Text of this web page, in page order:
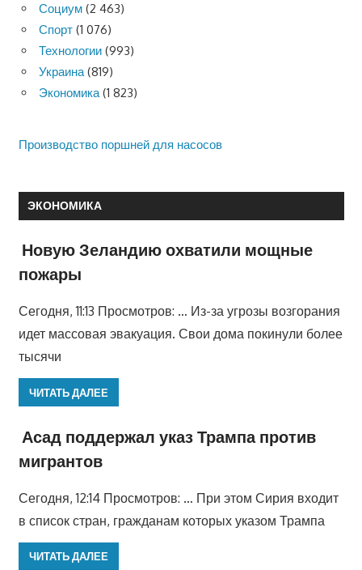
Социум (2 463)
Спорт (1 076)
Технологии (993)
Украина(819)
Экономика(1 823)
Производство поршней для насосов
ЭКОНОМИКА
Новую Зеландию охватили мощные
пожары
Сегодня, 11:13 Просмотров: … Из-за угрозы возгорания
идет массовая эвакуация. Свои дома покинули более
тысячи
ЧИТАТЬ ДАЛЕЕ
Асад поддержал указ Трампа против
мигрантов
Сегодня, 12:14 Просмотров: … При этом Сирия входит
в список стран, гражданам которых указом Трампа
ЧИТАТЬ ДАЛЕЕ